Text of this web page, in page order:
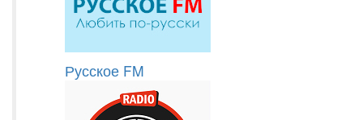
Русское FM